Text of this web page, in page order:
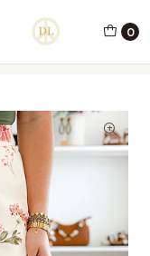
0
CONTINENTAL